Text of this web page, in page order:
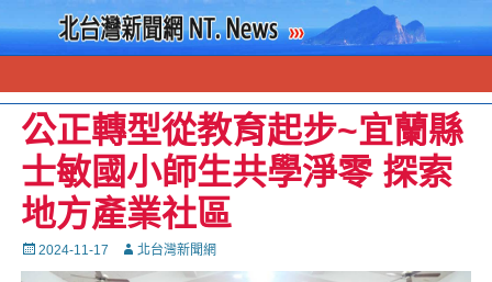
公正轉型從教育起步~宜蘭縣
士敏國小師生共學淨零 探索
地方產業社區
Posted
on
2024-11-17 Autor北台灣新聞網